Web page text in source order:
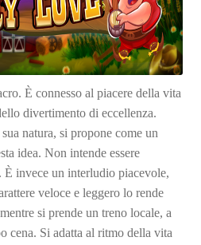
È connesso al piacere della vita
divertimento di eccellenza.
natura, si propone come un
idea. Non intende essere
È invece un interludio piacevole,
veloce e leggero lo rende
si prende un treno locale, a
cena. Si adatta al ritmo della vita